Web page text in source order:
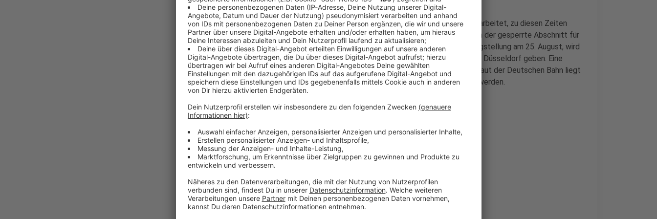
Ab dem 3. Mai wird zwischen 00:30 Uhr und 04:30 auch nachts gearbeitet, zu diesen Zeiten
fährt kein Fernverkehr. In gut zwei Monaten weitet sich außerdem der gesperrte Abschnitt für
die S-Bahnen aus. In der letzten Phase, vier Wochen vor der Fertigstellung am 25. August, wird
es dann auch keinen Regional- und Fernverkehr zwischen Köln und Düsseldorf geben. Eine
Umleitung über Opladen ist bereits geplant. Die gute Nachricht: Laut der Deutschen Bahn liegt
der Ausbau gut in der Zeit und sollte damit auch pünktlich fertig werden.
Weitere Meldungen aus Leverkusen
Anzeige
Leverkusener Krankenhaushilfe feiert 40-jähriges Jubiläum
Leverkusen: Bayer will weiter virtuelle Hauptversammlung